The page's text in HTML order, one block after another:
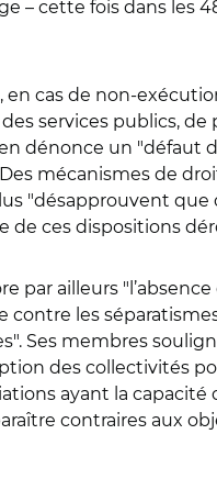
– cette fois dans les
cas de non-
services publics,
dénonce un
mécanismes de
"désapprouvent
de ces dispositions
par ailleurs
les
Ses membres
des collectivités
ayant la
contraires aux